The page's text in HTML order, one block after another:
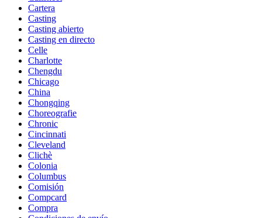
Cartera
Casting
Casting abierto
Casting en directo
Celle
Charlotte
Chengdu
Chicago
China
Chongqing
Choreografie
Chronic
Cincinnati
Cleveland
Clichè
Colonia
Columbus
Comisión
Compcard
Compra